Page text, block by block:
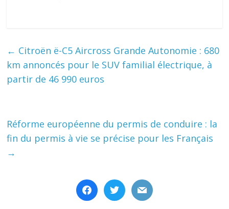
← Citroën ë-C5 Aircross Grande Autonomie : 680
km annoncés pour le SUV familial électrique, à
partir de 46 990 euros
Réforme européenne du permis de conduire : la
fin du permis à vie se précise pour les Français
→
facebooktwitter mail